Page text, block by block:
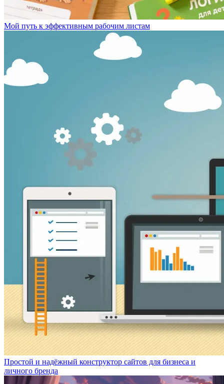
Мой путь к эффективным рабочим листам
Простой и надёжный конструктор сайтов для бизнеса и
личного бренда